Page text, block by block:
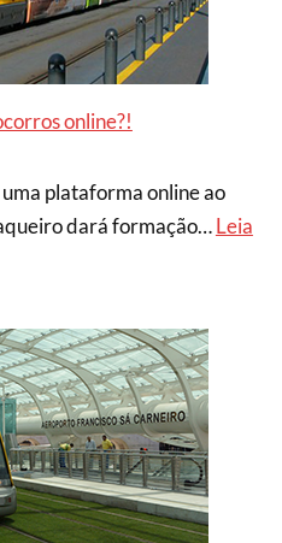
online?!
plataforma online ao
dará formação…Leia